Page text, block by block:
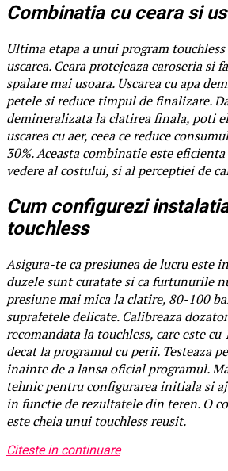
Combinatia cu ceara si
Ultima etapa a unui program
uscarea. Ceara protejeaza caroseria si
spalare mai usoara. Uscarea cu apa
petele si reduce timpul de finalizare.
demineralizata la clatirea finala, poti
uscarea cu aer, ceea ce reduce
30%. Aceasta combinatie este
vedere al costului, si al perceptiei de
Cum configurezi
touchless
Asigura-te ca presiunea de lucru este
duzele sunt curatate si ca furtunurile
presiune mai mica la clatire, 80-100
suprafetele delicate. Calibreaza
recomandata la touchless, care este
decat la programul cu perii. Testeaza
inainte de a lansa oficial programul.
tehnic pentru configurarea initiala si
in functie de rezultatele din teren. O
este cheia unui touchless reusit.
Citeste in continuare